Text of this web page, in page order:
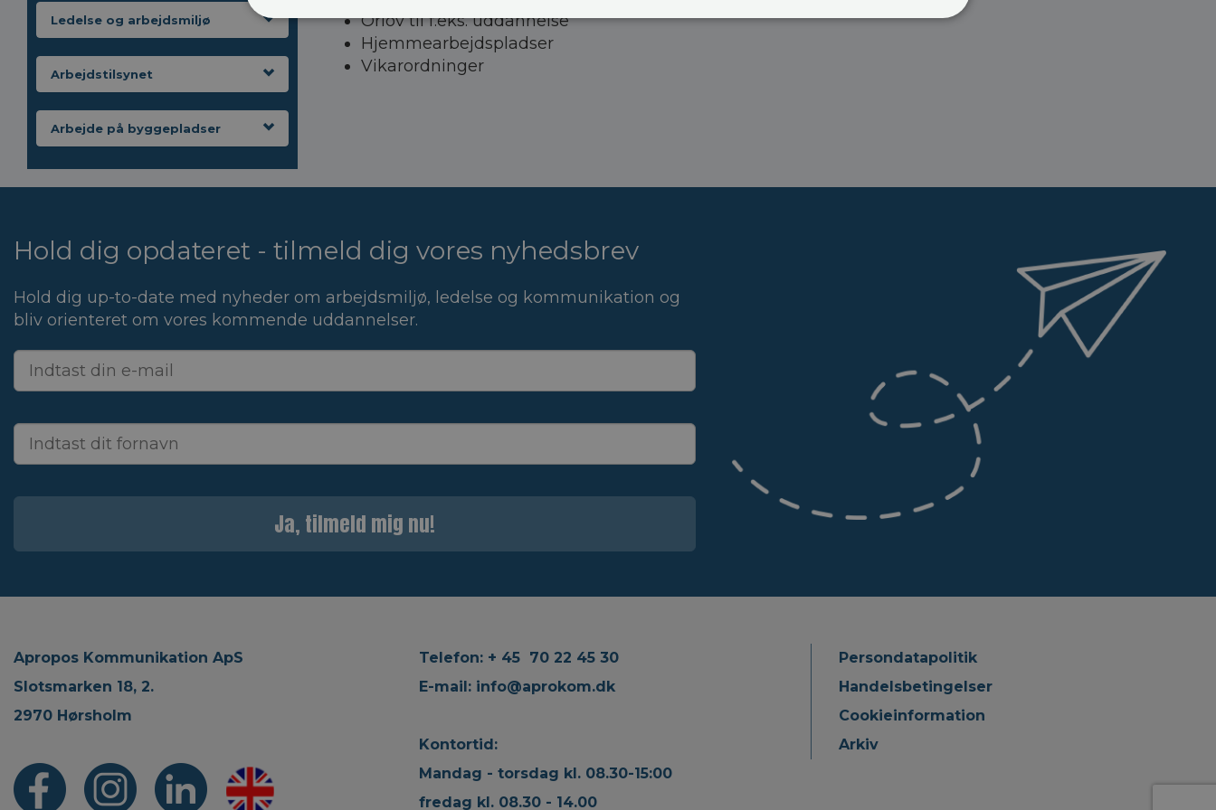
Ledelse og arbejdsmiljø
Arbejdstilsynet
Arbejde på byggepladser
Orlov til f.eks. uddannelse
Hjemmearbejdspladser
Vikarordninger
Hold dig opdateret - tilmeld dig vores nyhedsbrev
Hold dig up-to-date med nyheder om arbejdsmiljø, ledelse og kommunikation og
bliv orienteret om vores kommende uddannelser.
Ja, tilmeld mig nu!
Apropos Kommunikation ApS
Slotsmarken 18, 2.
2970 Hørsholm
Telefon: + 45 70 22 45 30
E-mail: info@aprokom.dk
Kontortid:
Mandag - torsdag kl. 08.30-15:00
fredag kl. 08.30 - 14.00
Persondatapolitik
Handelsbetingelser
Cookieinformation
Arkiv